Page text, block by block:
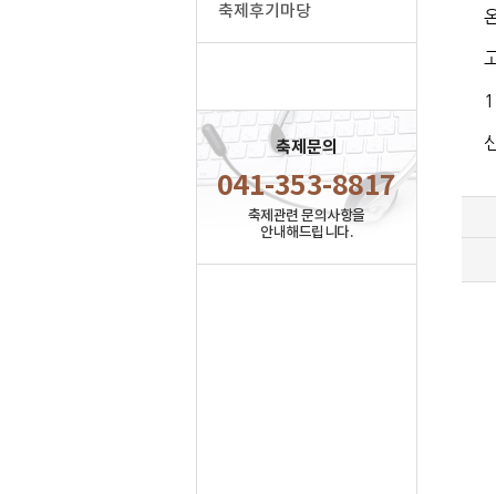
축제후기마당
축제문의
041-353-8817
축제관련 문의사항을
안내해드립니다.